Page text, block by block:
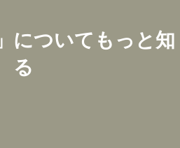
」についてもっと知
る